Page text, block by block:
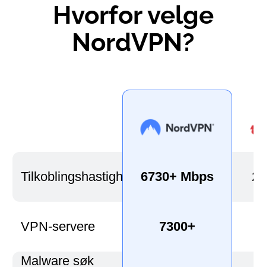
Hvorfor velge
NordVPN?
Tilkoblingshastighet* 6730+ Mbps
VPN-servere 7300+
Malware søk